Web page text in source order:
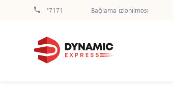
*7171 Bağlama izlənilməsi